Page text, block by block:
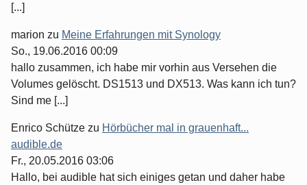
[...]
marion zu Meine Erfahrungen mit Synology
So., 19.06.2016 00:09
hallo zusammen, ich habe mir vorhin aus Versehen die
Volumes gelöscht. DS1513 und DX513. Was kann ich tun?
Sind me [...]
Enrico Schütze zu Hörbücher mal in grauenhaft...
audible.de
Fr., 20.05.2016 03:06
Hallo, bei audible hat sich einiges getan und daher habe